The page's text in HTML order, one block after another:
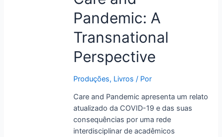
Pandemic: A
Transnational
Perspective
Produções, Livros / Por
Care and Pandemic apresenta um relato
atualizado da COVID-19 e das suas
consequências por uma rede
interdisciplinar de acadêmicos
and
Pandemic:
Transnational
Perspective